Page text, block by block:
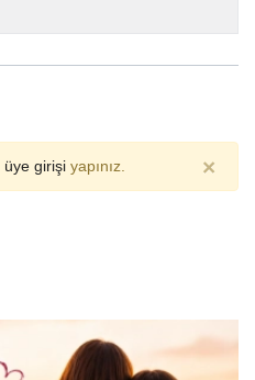
üye girişi yapınız. ×